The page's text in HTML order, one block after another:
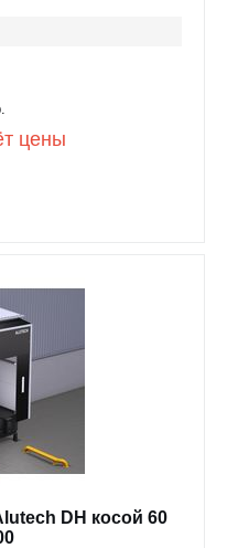
цены
DH косой 60